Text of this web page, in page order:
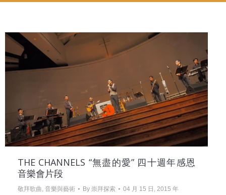
THE CHANNELS “無盡的愛” 四十週年感恩
音樂會片段
敬拜歌曲, 音樂與藝術 By 崇拜探索 04 月 15 日, 2015 年